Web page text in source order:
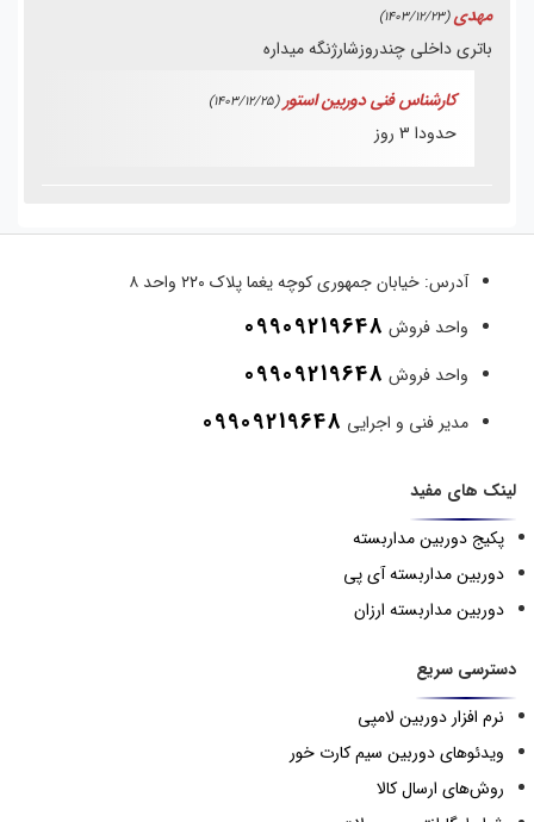
مهدی (1403/12/23)
باتری داخلی چندروزشارژنگه میداره
کارشناس فنی دوربین استور (1403/12/25)
حدودا 3 روز
آدرس: خیابان جمهوری کوچه یغما پلاک ۲۲۰ واحد ۸
واحد فروش 09909219648
واحد فروش 09909219648
مدیر فنی و اجرایی 09909219648
لینک های مفید
پکیج دوربین مداربسته
دوربین مداربسته آی پی
دوربین مداربسته ارزان
دسترسی سریع
نرم افزار دوربین لامپی
ویدئوهای دوربین سیم کارت خور
روش‌های ارسال کالا